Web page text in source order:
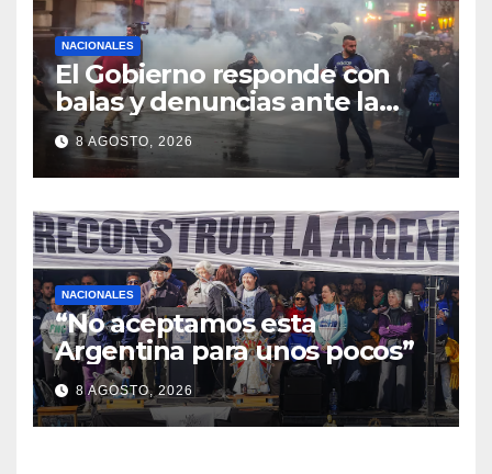
NACIONALES
El Gobierno responde con
balas y denuncias ante la
protesta
8 AGOSTO, 2026
NACIONALES
“No aceptamos esta
Argentina para unos pocos”
8 AGOSTO, 2026